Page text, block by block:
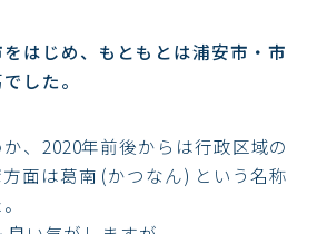
はじめ、もともとは浦安市・市
した。
、2020年前後からは行政区域の
面は葛南 (かつなん) という名称